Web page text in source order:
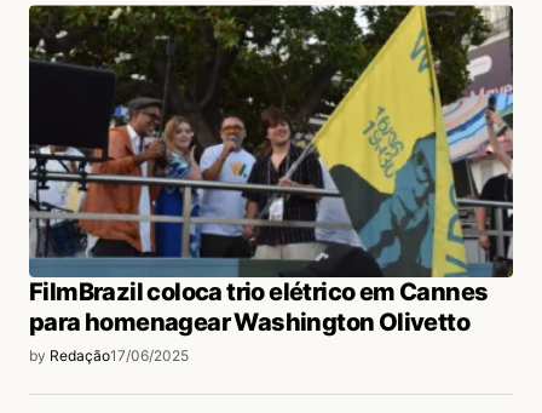
FilmBrazil coloca trio elétrico em Cannes
para homenagear Washington Olivetto
by Redação17/06/2025